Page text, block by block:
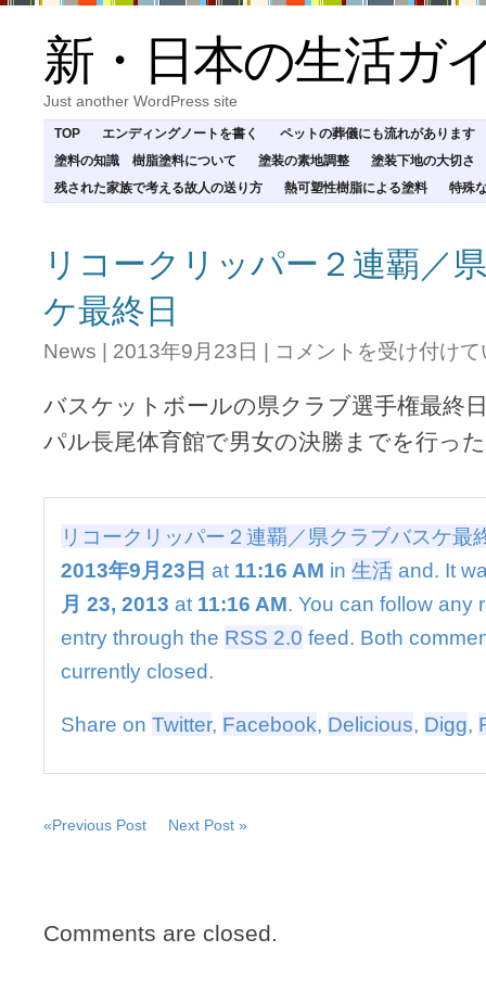
新・日本の生活ガ
Just another WordPress site
TOP エンディングノートを書く
ペットの葬儀にも流れがあります
塗料の知識 樹脂塗料について
塗装の素地調整
塗装下地の大切さ
残された家族で考える故人の送り方
熱可塑性樹脂による塗料 特殊
リコークリッパー２連覇／
ケ最終日
News | 2013年9月23日 | リ
ク
リ
ッ
ー
連
覇
／
県
ラ
ケ
終
コメントを受け付け
バスケットボールの県クラブ選手権最終
パル長尾体育館で男女の決勝までを行っ
リコークリッパー２連覇／県クラブバスケ最
2013年9月23日 at 11:16 AM in 生活 and. It
月 23, 2013 at 11:16 AM. You can follow any
entry through the RSS 2.0 feed. Both
currently closed.
Share on Twitter, Facebook, Delicious, Digg,
«Previous Post Next Post »
Comments are closed.